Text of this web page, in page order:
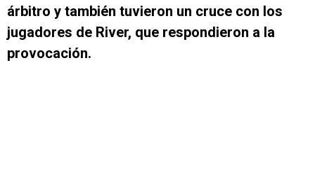
árbitro y también tuvieron un cruce con los
jugadores de River, que respondieron a la
provocación.